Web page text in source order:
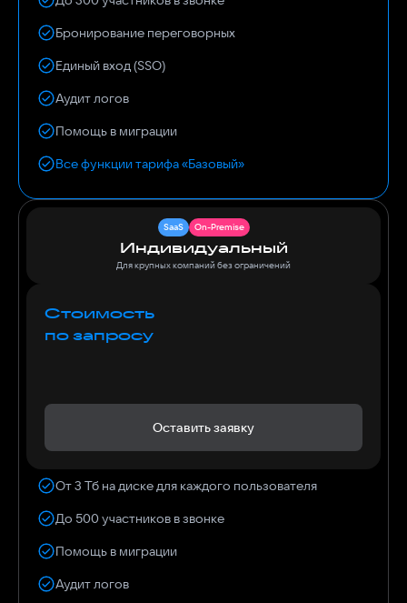
Бронирование переговорных
Единый вход (SSO)
Аудит логов
Помощь в миграции
Все функции тарифа «Базовый»
SaaS On-Premise
Индивидуальный
Для крупных компаний без ограничений
Стоимость
по запросу
Оставить заявку
От 3 Тб на диске для каждого пользователя
До 500 участников в звонке
Помощь в миграции
Аудит логов